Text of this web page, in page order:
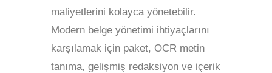
maliyetlerini kolayca yönetebilir.
Modern belge yönetimi ihtiyaçlarını
karşılamak için paket, OCR metin
tanıma, gelişmiş redaksiyon ve içerik